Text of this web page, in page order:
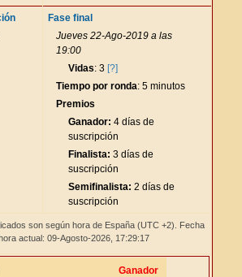
Fase final
Jueves 22-Ago-2019 a las
19:00
Vidas: 3 [?]
Tiempo por ronda: 5 minutos
Premios
Ganador: 4 días de
suscripción
Finalista: 3 días de
suscripción
Semifinalista: 2 días de
suscripción
son según hora de España (UTC +2). Fecha
actual: 09-Agosto-2026, 17:29:17
Ganador